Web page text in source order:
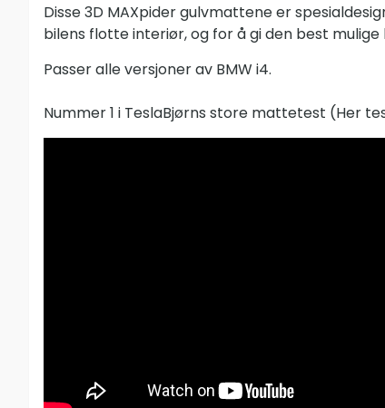
Disse 3D MAXpider gulvmattene er
bilens flotte interiør, og for å gi den best
Passer alle versjoner av BMW i4.
Nummer 1 i TeslaBjørns store mattetest (Her